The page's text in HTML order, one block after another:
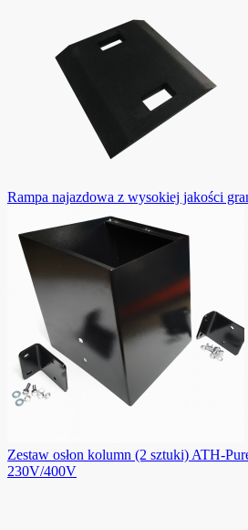
Rampa najazdowa z wysokiej jakości
Zestaw osłon kolumn (2 sztuki) ATH-
230V/400V